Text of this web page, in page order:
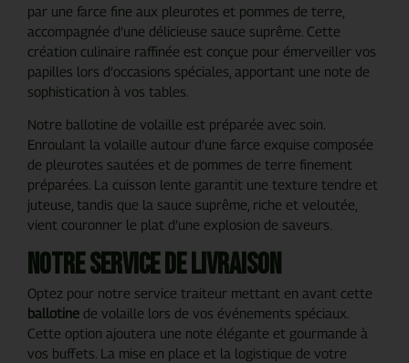
par une farce fine aux pleurotes et pommes de terre,
accompagnée d’une délicieuse sauce suprême. Cette
création culinaire raffinée est conçue pour émerveiller vos
papilles lors d’occasions spéciales, apportant une note de
sophistication à vos tables.
Notre ballotine de volaille est préparée avec soin.
Enroulant la volaille autour d’une farce exquise composée
de pleurotes sautées et de pommes de terre finement
préparées. La cuisson lente garantit une texture tendre et
juteuse, tandis que la sauce suprême, riche et veloutée,
vient couronner le plat d’une explosion de saveurs.
Notre service de livraison
Optez pour notre service traiteur mettant en avant cette
ballotine de volaille lors de vos événements spéciaux.
Cette option ajoutera une note élégante et gourmande à
vos buffets. La mise en place et la logistique de votre